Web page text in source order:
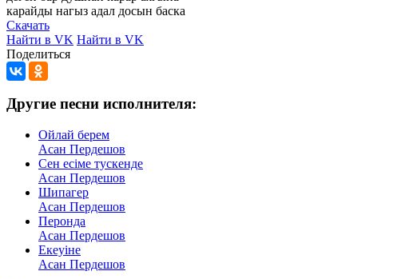
карайды нагыз адал досын баска
Скачать
Найти в VK Найти в VK
Поделиться
Другие песни исполнителя:
Ойлай берем
Асан Пердешов
Сен есіме тускенде
Асан Пердешов
Шипагер
Асан Пердешов
Перонда
Асан Пердешов
Екеуіне
Асан Пердешов